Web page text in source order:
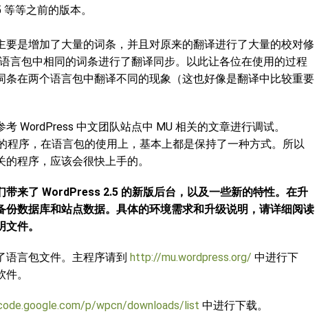
等之前的版本。
要是增加了大量的词条，并且对原来的翻译进行了大量的校对修
言包中相同的词条进行了翻译同步。以此让各位在使用的过程
条在两个语言包中翻译不同的现象（这也好像是翻译中比较重要
WordPress 中文团队站点中 MU 相关的文章进行调试。
程序，在语言包的使用上，基本上都是保持了一种方式。所以
程序，应该会很快上手的。
带来了 WordPress 2.5 的新版后台，以及一些新的特性。在升
份数据库和站点数据。具体的环境需求和升级说明，请详细阅读
件。
语言包文件。主程序请到 http://mu.wordpress.org/ 中进行下
。
p/wpcn/downloads/list 中进行下载。